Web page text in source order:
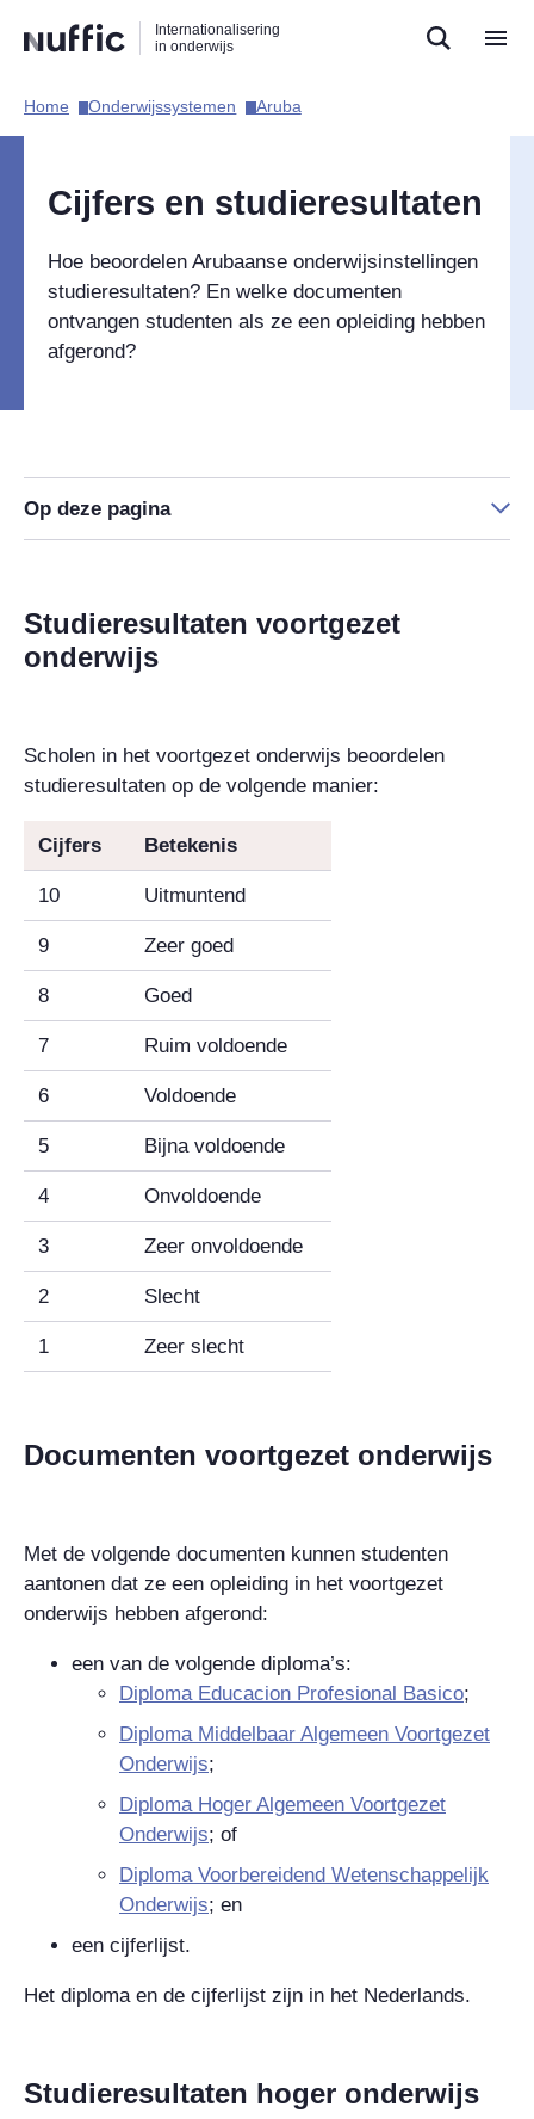
naar
zoekfunctie
naar
hoofdnavigatie
naar
inhoud
Internationalisering
in onderwijs
Hoofdnavigatie
Home​ Onderwijssystemen​ Aruba​
Cijfers en studieresultaten
Hoe beoordelen Arubaanse onderwijsinstellingen
studieresultaten? En welke documenten
ontvangen studenten als ze een opleiding hebben
afgerond?
Op deze pagina
Studieresultaten voortgezet
onderwijs
Scholen in het voortgezet onderwijs beoordelen
studieresultaten op de volgende manier:
Cijfers Betekenis
10 Uitmuntend
9 Zeer goed
8 Goed
7 Ruim voldoende
6 Voldoende
5 Bijna voldoende
4 Onvoldoende
3 Zeer onvoldoende
2 Slecht
1 Zeer slecht
Documenten voortgezet onderwijs
Met de volgende documenten kunnen studenten
aantonen dat ze een opleiding in het voortgezet
onderwijs hebben afgerond:
een van de volgende diploma’s:
Diploma Educacion Profesional Basico;
Diploma Middelbaar Algemeen Voortgezet
Onderwijs;
Diploma Hoger Algemeen Voortgezet
Onderwijs; of
Diploma Voorbereidend Wetenschappelijk
Onderwijs; en
een cijferlijst.
Het diploma en de cijferlijst zijn in het Nederlands.
Studieresultaten hoger onderwijs